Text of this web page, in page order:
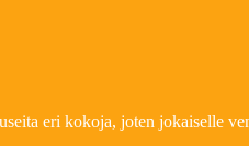
eri kokoja, joten jokaiselle